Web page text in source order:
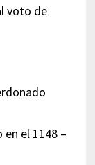
voto de
el 1148 –